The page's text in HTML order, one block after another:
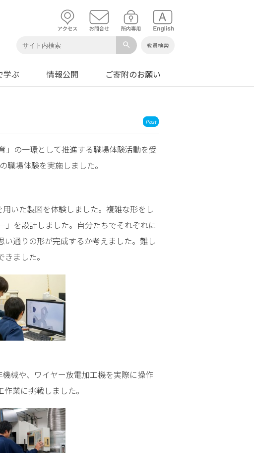
search 教員検索
学ぶ 情報公開 ご寄附のお願い
Post
の一環として推進する職場体験活動を受
場体験を実施しました。
いた製図を体験しました。複雑な形をし
を設計しました。自分たちでそれぞれに
通りの形が完成するか考えました。難し
ました。
械や、ワイヤー放電加工機を実際に操作
業に挑戦しました。